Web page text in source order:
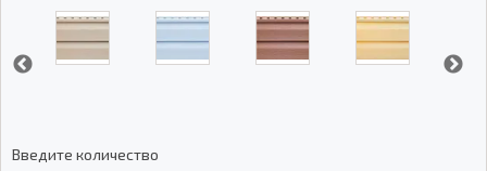
Введите количество